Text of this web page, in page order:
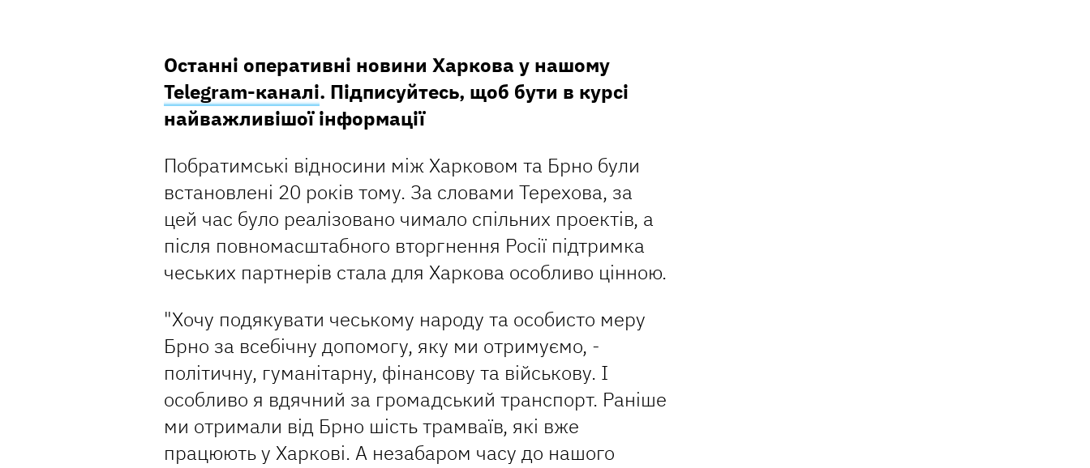
Останні оперативні новини Харкова у нашому
Telegram-каналі. Підписуйтесь, щоб бути в курсі
найважливішої інформації
Побратимські відносини між Харковом та Брно були
встановлені 20 років тому. За словами Терехова, за
цей час було реалізовано чимало спільних проектів, а
після повномасштабного вторгнення Росії підтримка
чеських партнерів стала для Харкова особливо цінною.
"Хочу подякувати чеському народу та особисто меру
Брно за всебічну допомогу, яку ми отримуємо, -
політичну, гуманітарну, фінансову та військову. І
особливо я вдячний за громадський транспорт. Раніше
ми отримали від Брно шість трамваїв, які вже
працюють у Харкові. А незабаром часу до нашого